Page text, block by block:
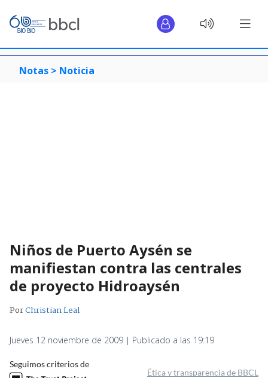
Notas > Noticia
Niños de Puerto Aysén se
manifiestan contra las centrales
de proyecto Hidroaysén
PorChristian Leal
Jueves 12 noviembre de 2009 | Publicado a las 19:19
Seguimos criterios de
Ética y transparencia de BBCL